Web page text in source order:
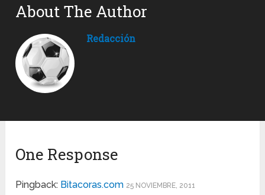
About The Author
Redacción
One Response
Pingback: Bitacoras.com 25 NOVIEMBRE, 2011